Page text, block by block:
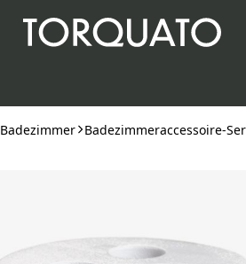
Badezimmer Badezimmeraccessoire-